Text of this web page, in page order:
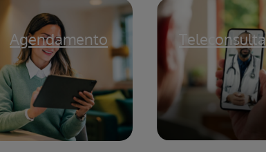
Agendamento Teleconsulta